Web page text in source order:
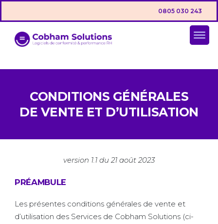
0805 030 243
CONDITIONS GÉNÉRALES
DE VENTE ET D’UTILISATION
version 1.1 du 21 août 2023
PRÉAMBULE
Les présentes conditions générales de vente et
d’utilisation des Services de Cobham Solutions (ci-